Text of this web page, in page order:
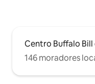
Centro Buffalo Bill
146 moradores